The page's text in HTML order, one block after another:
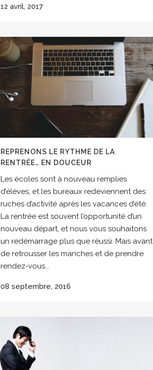
12 avril, 2017
REPRENONS LE RYTHME DE LA
RENTRÉE… EN DOUCEUR
Les écoles sont à nouveau remplies
d’élèves, et les bureaux redeviennent des
ruches d’activité après les vacances d’été.
La rentrée est souvent l’opportunité d’un
nouveau départ, et nous vous souhaitons
un redémarrage plus que réussi. Mais avant
de retrousser les manches et de prendre
rendez-vous...
08 septembre, 2016